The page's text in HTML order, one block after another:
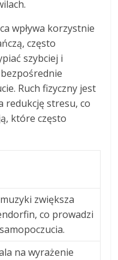
wpływa korzystnie
często
szybciej i
Ruch fizyczny jest
redukcję stresu, co
które często
zwiększa
co prowadzi
na wyrażenie